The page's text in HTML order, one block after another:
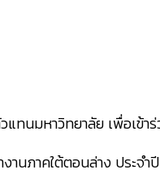
นมหาวิทยาลัย เพื่อเข้
านภาคใต้ตอนล่าง ประจ